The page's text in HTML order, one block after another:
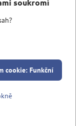
soukromí
cookie: Funkční